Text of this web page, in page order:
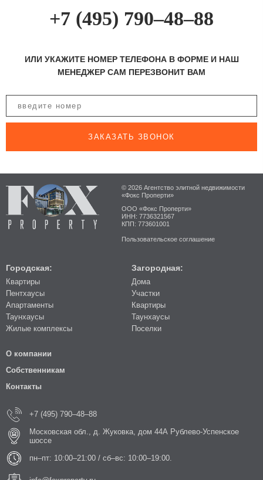
+7 (495) 790–48–88
ИЛИ УКАЖИТЕ НОМЕР ТЕЛЕФОНА В ФОРМЕ И НАШ
МЕНЕДЖЕР САМ ПЕРЕЗВОНИТ ВАМ
ЗАКАЗАТЬ ЗВОНОК
© 2026 Агентство элитной недвижимости
«Фокс Проперти»
ООО «Фокс Проперти»
ИНН: 7736321567
КПП: 773601001
Пользовательское соглашение
Городская:
Квартиры
Пентхаусы
Апартаменты
Таунхаусы
Жилые комплексы
Загородная:
Дома
Участки
Квартиры
Таунхаусы
Поселки
О компании
Собственникам
Контакты
+7 (495) 790–48–88
Московская обл., д. Жуковка, дом 44А Рублево-Успенское
шоссе
пн–пт: 10:00–21:00 / сб–вс: 10:00–19:00.